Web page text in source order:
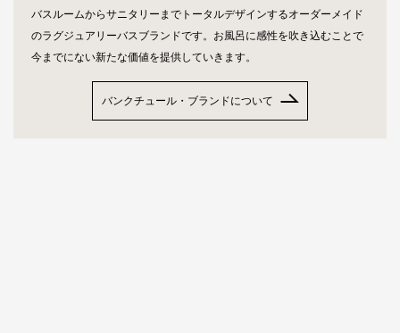
バスルームからサニタリーまでトータルデザインするオーダーメイド
のラグジュアリーバスブランドです。お風呂に感性を吹き込むことで
今までにない新たな価値を提供していきます。
バンクチュール・ブランドについて